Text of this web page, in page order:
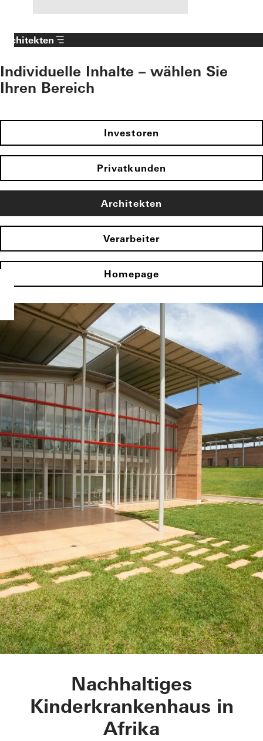
Architekten
Individuelle Inhalte – wählen Sie
Ihren Bereich
Investoren
Privatkunden
Architekten
Verarbeiter
Homepage
Children’s Surgical
Nachhaltiges
Kinderkrankenhaus in
Afrika